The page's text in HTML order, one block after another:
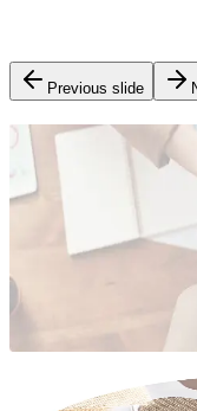
Previous slide
함께 성장하는
정광은 다양한 사업
며, 앞으로도 무한한
사업개요